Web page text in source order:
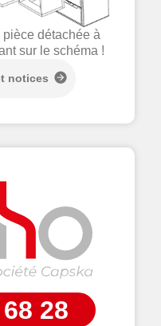
détachée à
sur le schéma !
notices
28